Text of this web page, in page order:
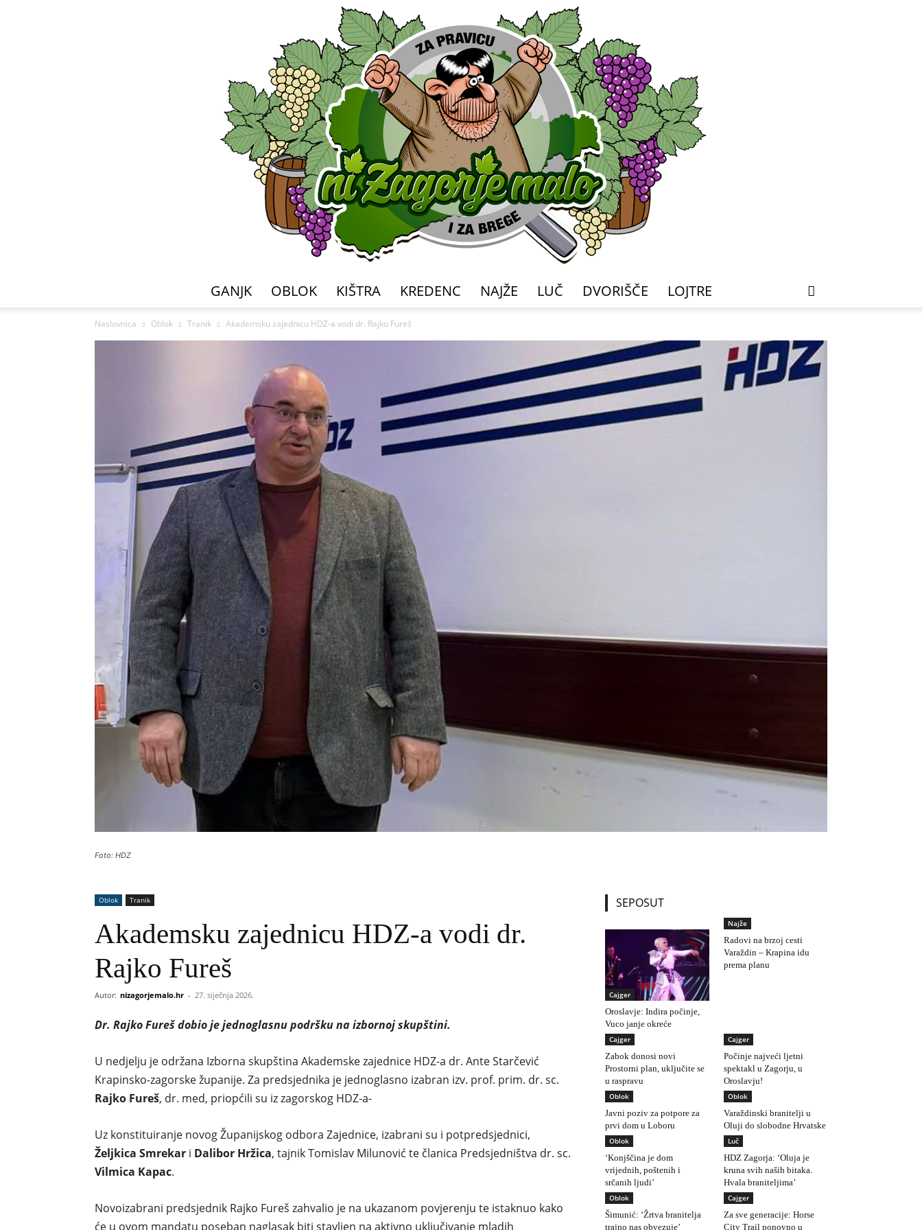
Zagorje
GANJK OBLOK KIŠTRA KREDENC NAJŽE LUČ DVORIŠČE LOJTRE
Naslovnica Oblok Tranik Akademsku zajednicu HDZ-a vodi dr. Rajko Fureš
Foto: HDZ
Oblok Tranik
Akademsku zajednicu HDZ-a vodi dr.
Rajko Fureš
Autor: nizagorjemalo.hr - 27. siječnja 2026.
Dr. Rajko Fureš dobio je jednoglasnu podršku na izbornoj skupštini.
U nedjelju je održana Izborna skupština Akademske zajednice HDZ-a dr. Ante Starčević
Krapinsko-zagorske županije. Za predsjednika je jednoglasno izabran izv. prof. prim. dr. sc.
Rajko Fureš, dr. med, priopćili su iz zagorskog HDZ-a-
Uz konstituiranje novog Županijskog odbora Zajednice, izabrani su i potpredsjednici,
Željkica Smrekar i Dalibor Hržica, tajnik Tomislav Milunović te članica Predsjedništva dr. sc.
Vilmica Kapac.
Novoizabrani predsjednik Rajko Fureš zahvalio je na ukazanom povjerenju te istaknuo kako
će u ovom mandatu poseban naglasak biti stavljen na aktivno uključivanje mladih
SEPOSUT
Cajger
Oroslavje: Indira počinje,
Vuco janje okreće
Najže
Radovi na brzoj cesti
Varaždin – Krapina idu
prema planu
Cajger
Zabok donosi novi
Prostorni plan, uključite se
u raspravu
Cajger
Počinje najveći ljetni
spektakl u Zagorju, u
Oroslavju!
Oblok
Javni poziv za potpore za
prvi dom u Loboru
Oblok
Varaždinski branitelji u
Oluji do slobodne Hrvatske
Oblok
‘Konjščina je dom
vrijednih, poštenih i
srčanih ljudi’
Luč
HDZ Zagorja: ‘Oluja je
kruna svih naših bitaka.
Hvala braniteljima’
Oblok
Šimunić: ‘Žrtva branitelja
trajno nas obvezuje’
Cajger
Za sve generacije: Horse
City Trail ponovno u